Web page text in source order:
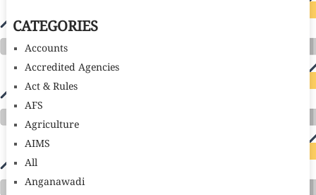
CATEGORIES
Accounts
Accredited Agencies
Act & Rules
AFS
Agriculture
AIMS
All
Anganawadi